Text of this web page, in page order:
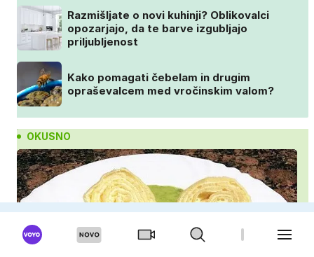
Razmišljate o novi kuhinji? Oblikovalci
opozarjajo, da te barve izgubljajo
priljubljenost
Kako pomagati čebelam in drugim
opraševalcem med vročinskim valom?
OKUSNO